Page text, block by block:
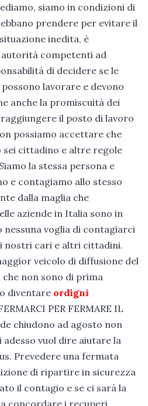
siamo in condizioni di
prendere per evitare il
inedita, è
autorità competenti ad
di decidere se le
lavorare e devono
anche la promiscuità dei
il posto di lavoro
possiamo accettare che
sei cittadino e altre regole
la stessa persona e
e contagiamo allo stesso
dalla maglia che
aziende in Italia sono in
nessuna voglia di contagiarci
nostri cari e altri cittadini.
veicolo di diffusione del
non sono di prima
diventare ordigni
PER FERMARE IL
chiudono ad agosto non
vuol dire aiutare la
Prevedere una fermata
di ripartire in sicurezza
il contagio e se ci sarà la
concordare i recuperi